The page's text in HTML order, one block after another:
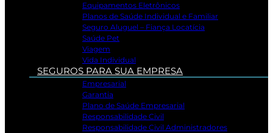
Equipamentos Eletrônicos
Planos de Saúde Individual e Familiar
Seguro Aluguel – Fiança Locatícia
Saúde Pet
Viagem
Vida Individual
SEGUROS PARA SUA EMPRESA
Empresarial
Garantia
Plano de Saúde Empresarial
Responsabilidade Civil
Responsabilidade Civil Administradores